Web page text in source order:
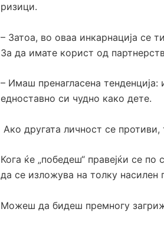
ризици.
– Затоа, во оваа инкарнација се
За да имате корист од
– Имаш пренагласена
едноставно си чудно како дете.
Ако другата личност се
Кога ќе „победеш“ правејќи се
да се изложува на толку насилен
Можеш да бидеш премногу